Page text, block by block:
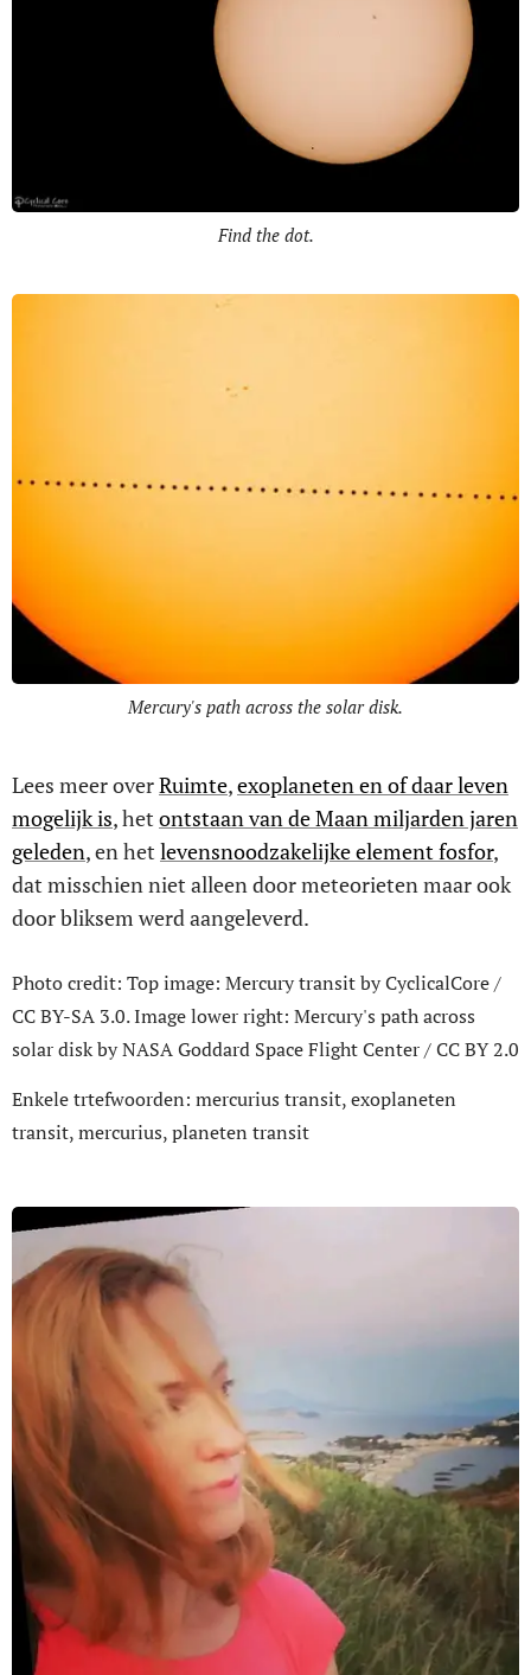
Find the dot.
Mercury's path across the solar disk.
Lees meer overRuimte,exoplaneten en of daar leven
mogelijk is, het ontstaan van de Maan miljarden jaren
geleden, en het levensnoodzakelijke element fosfor,
dat misschien niet alleen door meteorieten maar ook
door bliksem werd aangeleverd.
Photo credit: Top image: Mercury transit by CyclicalCore /
CC BY-SA 3.0. Image lower right: Mercury's path across
solar disk by NASA Goddard Space Flight Center / CC BY 2.0
Enkele trtefwoorden: mercurius transit, exoplaneten
transit, mercurius, planeten transit